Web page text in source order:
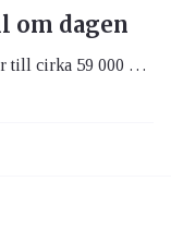
om dagen
Antalet människor som dör i rabies uppgår till cirka 59 000 varje år, vilket motsvarar 160 personer om dagen. Väl smittad är det i stort sett hundraprocentig risk att dö i sjukdomen.